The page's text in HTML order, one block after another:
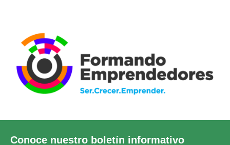
Conoce nuestro boletín informativo